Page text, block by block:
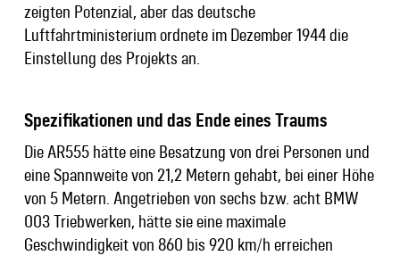
zeigten Potenzial, aber das deutsche
Luftfahrtministerium ordnete im Dezember 1944 die
Einstellung des Projekts an.
Spezifikationen und das Ende eines Traums
Die AR555 hätte eine Besatzung von drei Personen und
eine Spannweite von 21,2 Metern gehabt, bei einer Höhe
von 5 Metern. Angetrieben von sechs bzw. acht BMW
003 Triebwerken, hätte sie eine maximale
Geschwindigkeit von 860 bis 920 km/h erreichen